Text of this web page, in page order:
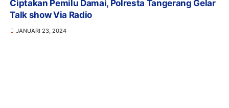
Ciptakan Pemilu Damai, Polresta Tangerang Gelar
Talk show Via Radio
JANUARI 23, 2024